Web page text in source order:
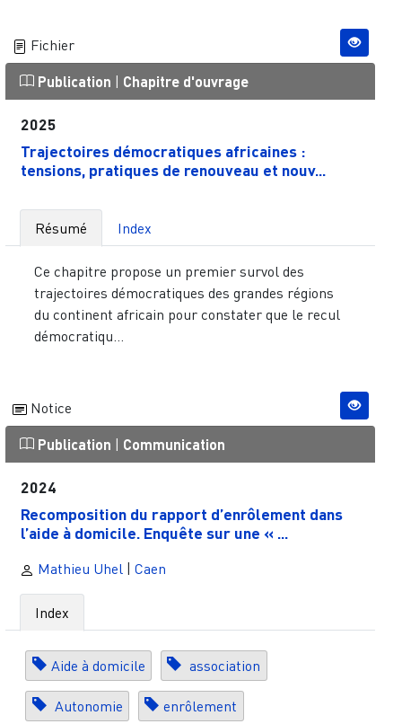
Fichier
Publication | Chapitre d'ouvrage
2025
Trajectoires démocratiques africaines :
tensions, pratiques de renouveau et nouv...
Résumé Index
Ce chapitre propose un premier survol des
trajectoires démocratiques des grandes régions
du continent africain pour constater que le recul
démocratiqu...
Notice
Publication | Communication
2024
Recomposition du rapport d’enrôlement dans
l’aide à domicile. Enquête sur une « ...
Mathieu Uhel | Caen
Index
Aide à domicile association
Autonomie enrôlement